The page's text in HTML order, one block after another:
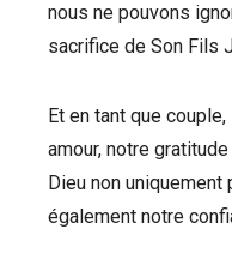
nous ne pouvons
sacrifice de Son Fils
Et en tant que
amour, notre
Dieu non
également notre